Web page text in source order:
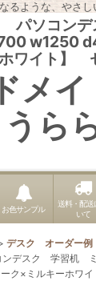
なるような、や
パソコン
w1250
ワイト】
メ
うら
お色サンプル
送料・配送
いて
デスク オーダー例
デスク 学習机
ク×ミルキーホワ